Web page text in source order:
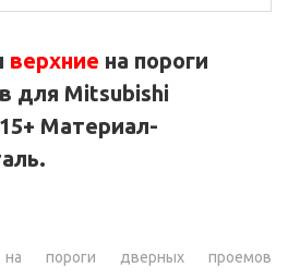
верхние на пороги
для Mitsubishi
Материал-
на пороги дверных проемов